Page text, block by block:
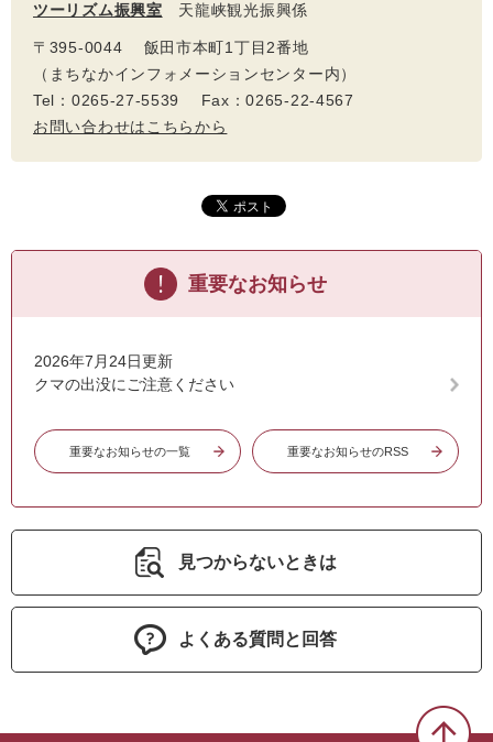
ツーリズム振興室 天龍峡観光振興係
〒395-0044 飯田市本町1丁目2番地
（まちなかインフォメーションセンター内）
Tel：0265-27-5539 Fax：0265-22-4567
お問い合わせはこちらから
重要なお知らせ
2026年7月24日更新
クマの出没にご注意ください
重要なお知らせの一覧 重要なお知らせのRSS
見つからないときは
よくある質問と回答